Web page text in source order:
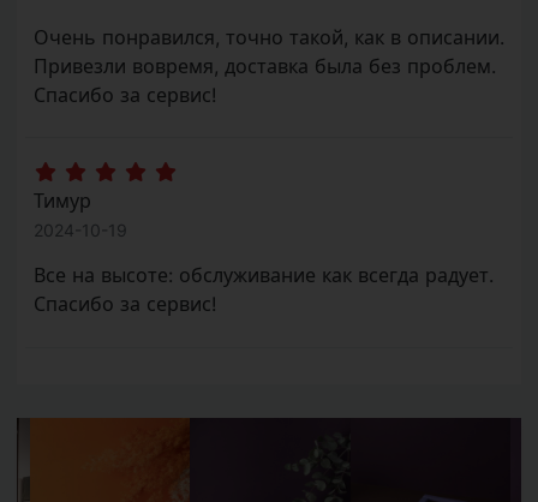
Привезли вовремя, доставка была без проблем.
Спасибо за сервис!
Тимур
2024-10-19
Все на высоте: обслуживание как всегда радует.
Спасибо за сервис!